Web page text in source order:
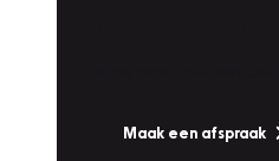
Maak een afspraak